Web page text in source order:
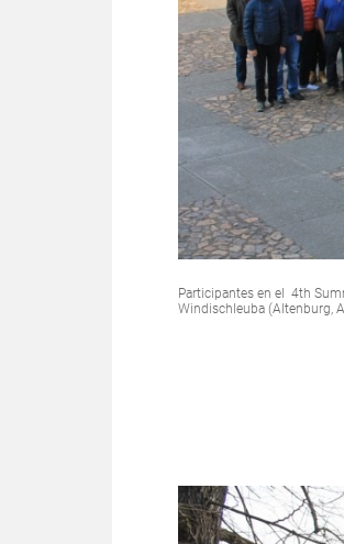
Participantes en el 4th
Windischleuba (Altenburg,